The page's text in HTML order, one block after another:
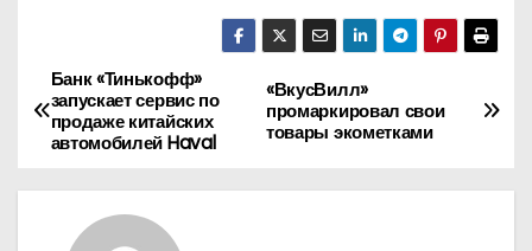
Н
а
в
«ВкусВилл»
промаркировал свои
товары экометками
Банк «Тинькофф»
запускает сервис по
продаже китайских
автомобилей Haval